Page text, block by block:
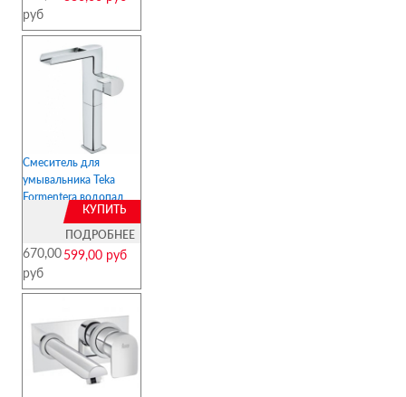
руб
Смеситель для
умывальника Teka
Formentera водопад
высокий
КУПИТЬ
ПОДРОБНЕЕ
599,00 руб
670,00
руб